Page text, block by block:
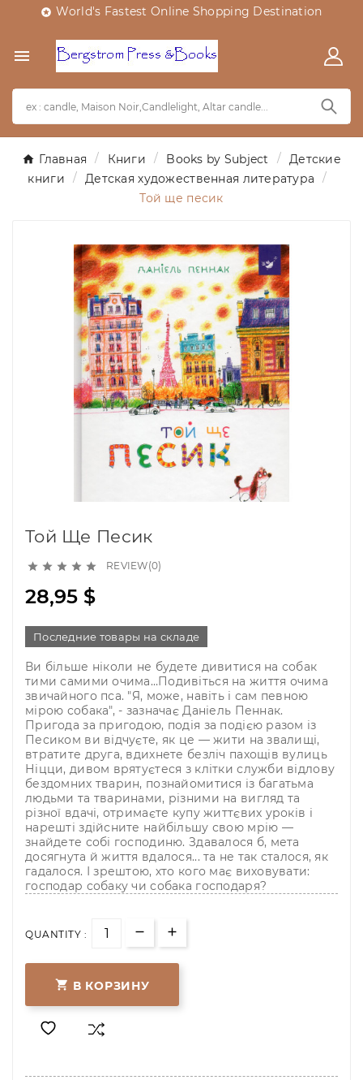
 World's Fastest Online Shopping Destination

Главная Книги Books by Subject
Детские
книги
Детская художественная литература
Той ще песик
Той Ще Песик
     REVIEW(0)
28,95 $
Последние товары на складе
Ви більше ніколи не будете дивитися на собак
тими самими очима…Подивіться на життя очима
звичайного пса. "Я, може, навіть і сам певною
мірою собака", - зазначає Даніель Пеннак.
Пригода за пригодою, подія за подією разом із
Песиком ви відчуєте, як це — жити на звалищі,
втратите друга, вдихнете безліч пахощів вулиць
Ніцци, дивом врятуєтеся з клітки служби відлову
бездомних тварин, познайомитися із багатьма
людьми та тваринами, різними на вигляд та
різної вдачі, отримаєте купу життєвих уроків і
нарешті здійсните найбільшу свою мрію —
знайдете собі господиню. Здавалося б, мета
досягнута й життя вдалося... та не так сталося, як
гадалося. І зрештою, хто кого має виховувати:
господар собаку чи собака господаря?
QUANTITY :
 В КОРЗИНУ